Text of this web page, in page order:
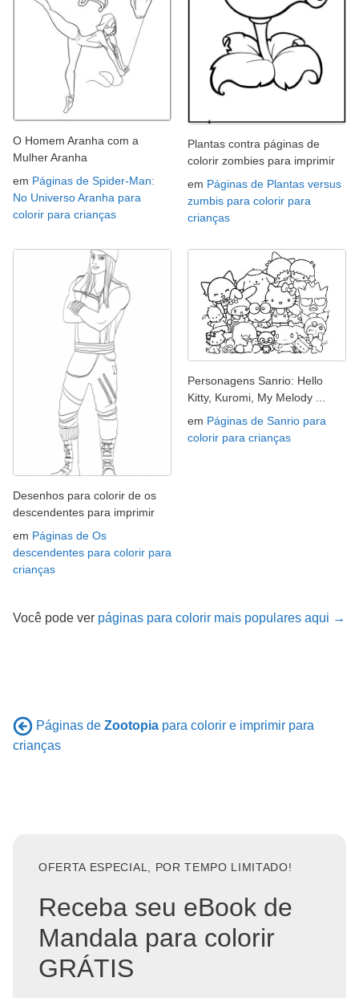
O Homem Aranha com a
Mulher Aranha
em Páginas de Spider-Man:
No Universo Aranha para
colorir para crianças
Plantas contra páginas de
colorir zombies para imprimir
em Páginas de Plantas versus
zumbis para colorir para
crianças
Desenhos para colorir de os
descendentes para imprimir
em Páginas de Os
descendentes para colorir para
crianças
Personagens Sanrio: Hello
Kitty, Kuromi, My Melody ...
em Páginas de Sanrio para
colorir para crianças
Você pode ver páginas para colorir mais populares aqui →
Páginas de Zootopia para colorir e imprimir para
crianças
OFERTA ESPECIAL, POR TEMPO LIMITADO!
Receba seu eBook de
Mandala para colorir
GRÁTIS